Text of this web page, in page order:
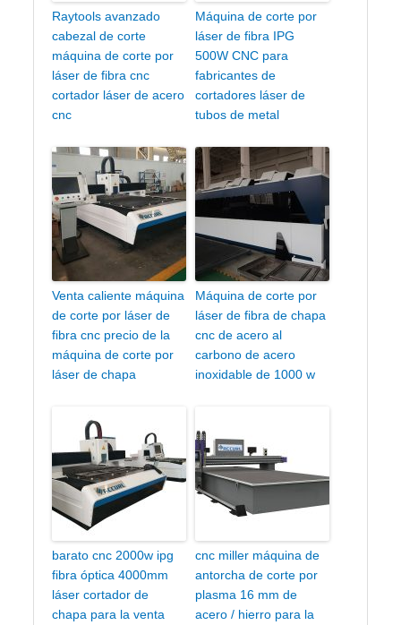
Raytools avanzado
cabezal de corte
máquina de corte por
láser de fibra cnc
cortador láser de acero
cnc
Máquina de corte por
láser de fibra IPG
500W CNC para
fabricantes de
cortadores láser de
tubos de metal
Venta caliente máquina
de corte por láser de
fibra cnc precio de la
máquina de corte por
láser de chapa
Máquina de corte por
láser de fibra de chapa
cnc de acero al
carbono de acero
inoxidable de 1000 w
barato cnc 2000w ipg
fibra óptica 4000mm
láser cortador de
chapa para la venta
cnc miller máquina de
antorcha de corte por
plasma 16 mm de
acero / hierro para la